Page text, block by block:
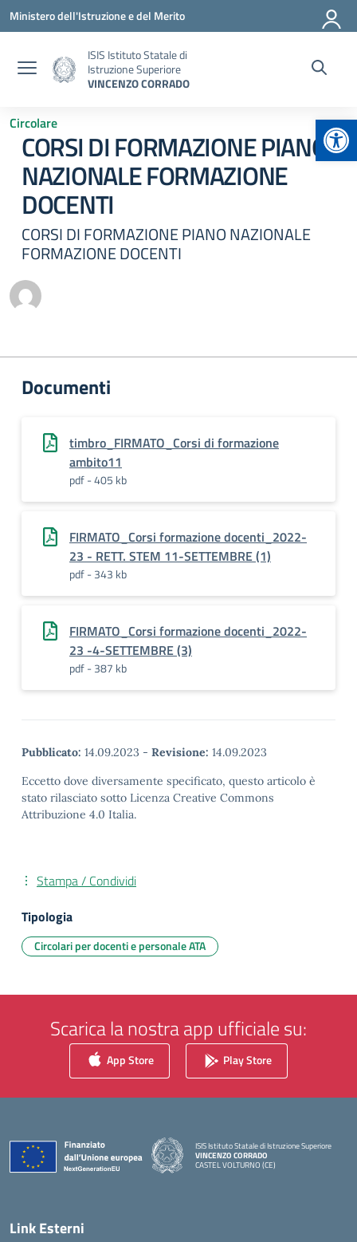
Vai ai contenuti
Vai al menu di navigazione
Vai al footer
Ministero dell'Istruzione e del Merito
ISIS Istituto Statale di
Istruzione Superiore
VINCENZO CORRADO
Circolare
CORSI DI FORMAZIONE PIANO
NAZIONALE FORMAZIONE
DOCENTI
CORSI DI FORMAZIONE PIANO NAZIONALE
FORMAZIONE DOCENTI
Documenti
timbro_FIRMATO_Corsi di formazione
ambito11
pdf - 405 kb
FIRMATO_Corsi formazione docenti_2022-
23 - RETT. STEM 11-SETTEMBRE (1)
pdf - 343 kb
FIRMATO_Corsi formazione docenti_2022-
23 -4-SETTEMBRE (3)
pdf - 387 kb
Pubblicato: 14.09.2023 - Revisione: 14.09.2023
Eccetto dove diversamente specificato, questo articolo è
stato rilasciato sotto Licenza Creative Commons
Attribuzione 4.0 Italia.
Stampa / Condividi
Tipologia
Circolari per docenti e personale ATA
Scarica la nostra app ufficiale su:
App Store Play Store
ISIS Istituto Statale di Istruzione Superiore
VINCENZO CORRADO
CASTEL VOLTURNO (CE)
Link Esterni